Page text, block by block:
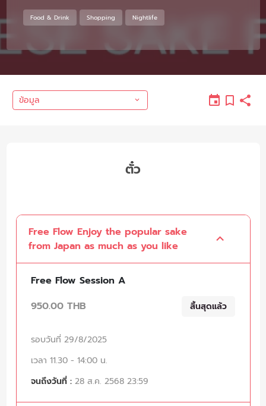
Food & Drink Shopping Nightlife
ข้อมูล
ตั๋ว
Free Flow Enjoy the popular sake
from Japan as much as you like
Free Flow Session A
950.00 THB
สิ้นสุดแล้ว
รอบวันที่ 29/8/2025
เวลา 11.30 - 14:00 น.
จนถึงวันที่ : 28 ส.ค. 2568 23:59